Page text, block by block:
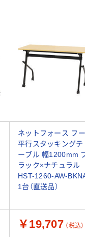
ネットフォース フー
平行スタッキングテ
ーブル 幅1200mm
ラック×ナチュラル
HST-1260-AW-
1台（直送品）
￥19,707 （税込）